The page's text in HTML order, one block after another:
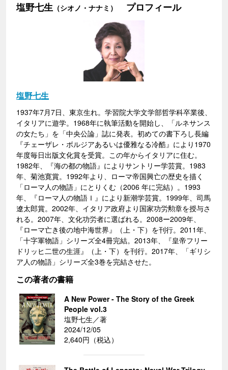
塩野七生 （シオノ・ナナミ） プロフィール
塩野七生
1937年7月7日、東京生れ。学習院大学文学部哲学科卒業後、
イタリアに遊学。1968年に執筆活動を開始し、「ルネサンス
の女たち」を「中央公論」誌に発表。初めての書下ろし長編
『チェーザレ・ボルジアあるいは優雅なる冷酷』により1970
年度毎日出版文化賞を受賞。この年からイタリアに住む。
1982年、『海の都の物語』によりサントリー学芸賞。1983
年、菊池寛賞。1992年より、ローマ帝国興亡の歴史を描く
「ローマ人の物語」にとりくむ（2006 年に完結）。1993
年、『ローマ人の物語Ｉ』により新潮学芸賞。1999年、司馬
遼太郎賞。2002年、イタリア政府より国家功労勲章を授与さ
れる。2007年、文化功労者に選ばれる。2008ー2009年、
『ローマ亡き後の地中海世界』（上・下）を刊行。2011年、
「十字軍物語」シリーズ全4冊完結。2013年、『皇帝フリー
ドリッヒ二世の生涯』（上・下）を刊行。2017年、「ギリシ
ア人の物語」シリーズ全3巻を完結させた。
この著者の書籍
A New Power - The Story of the Greek
People vol.3
塩野七生／著
2024/12/05
2,640円（税込）